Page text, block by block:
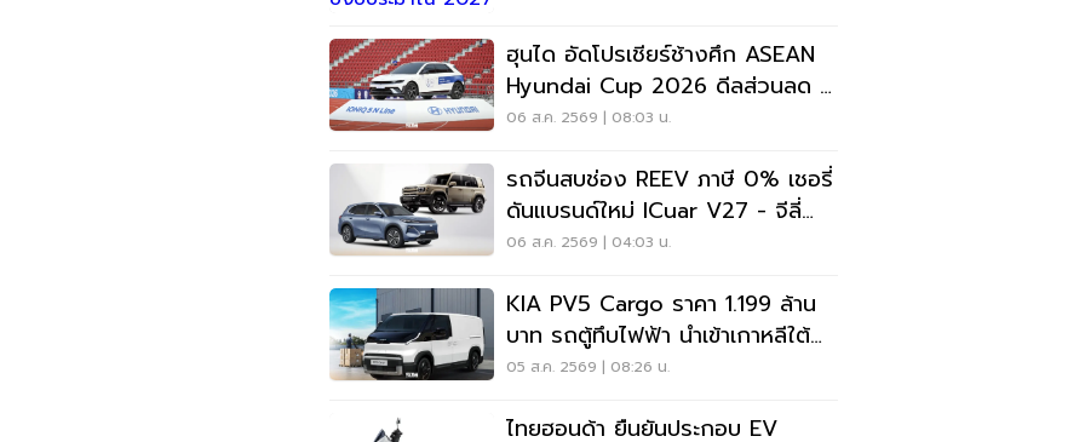
ฮุนได อัดโปรเชียร์ช้างศึก ASEAN
Hyundai Cup 2026 ดีลส่วนลด 5
แสน แจกเสื้อทีมชาติไทย
06 ส.ค. 2569 | 08:03 น.
รถจีนสบช่อง REEV ภาษี 0% เชอรี่
ดันแบรนด์ใหม่ ICuar V27 - จีลี่
ส่ง Starray
06 ส.ค. 2569 | 04:03 น.
KIA PV5 Cargo ราคา 1.199 ล้าน
บาท รถตู้ทึบไฟฟ้า นำเข้าเกาหลีใต้
ภาษี 0%
05 ส.ค. 2569 | 08:26 น.
ไทยฮอนด้า ยืนยันประกอบ EV